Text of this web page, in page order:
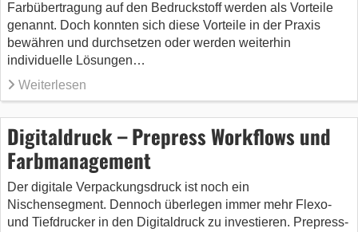
Farbübertragung auf den Bedruckstoff werden als Vorteile
genannt. Doch konnten sich diese Vorteile in der Praxis
bewähren und durchsetzen oder werden weiterhin
individuelle Lösungen…
Weiterlesen
Digitaldruck – Prepress Workflows und
Farbmanagement
Der digitale Verpackungsdruck ist noch ein
Nischensegment. Dennoch überlegen immer mehr Flexo-
und Tiefdrucker in den Digitaldruck zu investieren. Prepress-